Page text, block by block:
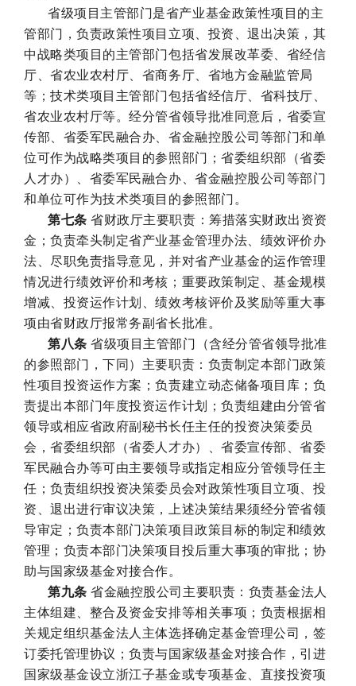
省级项目主管部门是省产业基金政策性项目的主
管部门，负责政策性项目立项、投资、退出决策，其
中战略类项目的主管部门包括省发展改革委、省经信
厅、省农业农村厅、省商务厅、省地方金融监管局
等；技术类项目主管部门包括省经信厅、省科技厅、
省农业农村厅等。经分管省领导批准同意后，省委宣
传部、省委军民融合办、省金融控股公司等部门和单
位可作为战略类项目的参照部门；省委组织部（省委
人才办）、省委军民融合办、省金融控股公司等部门
和单位可作为技术类项目的参照部门。
第七条 省财政厅主要职责：筹措落实财政出资资
金；负责牵头制定省产业基金管理办法、绩效评价办
法、尽职免责指导意见，并对省产业基金的运作管理
情况进行绩效评价和考核；重要政策制定、基金规模
增减、投资运作计划、绩效考核评价及奖励等重大事
项由省财政厅报常务副省长批准。
第八条 省级项目主管部门（含经分管省领导批准
的参照部门，下同）主要职责：负责制定本部门政策
性项目投资运作方案；负责建立动态储备项目库；负
责提出本部门年度投资运作计划；负责组建由分管省
领导或相应省政府副秘书长任主任的投资决策委员
会，省委组织部（省委人才办）、省委宣传部、省委
军民融合办等可由主要领导或指定相应分管领导任主
任；负责组织投资决策委员会对政策性项目立项、投
资、退出进行审议决策，上述决策结果须经分管省领
导审定；负责本部门决策项目政策目标的制定和绩效
管理；负责本部门决策项目投后重大事项的审批；协
助与国家级基金对接合作。
第九条 省金融控股公司主要职责：负责基金法人
主体组建、整合及资金安排等相关事项；负责根据相
关规定组织基金法人主体选择确定基金管理公司，签
订委托管理协议；负责与国家级基金对接合作，引进
国家级基金设立浙江子基金或专项基金、直接投资项